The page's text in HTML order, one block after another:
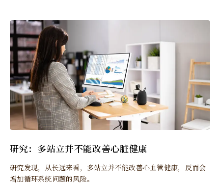
研究：多站立并不能改善心脏健康
研究发现，从长远来看，多站立并不能改善心血管健康，反而会
增加循环系统问题的风险。